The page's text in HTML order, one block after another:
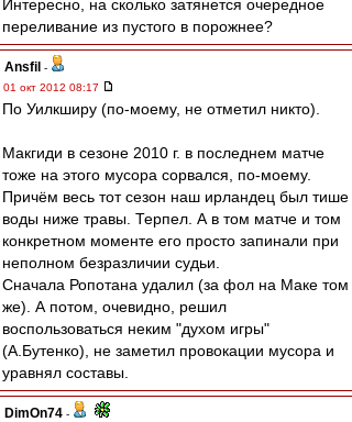
Интересно, на сколько затянется очередное
переливание из пустого в порожнее?
Ansfil -
01 окт 2012 08:17
По Уилкширу (по-моему, не отметил никто).
Макгиди в сезоне 2010 г. в последнем матче
тоже на этого мусора сорвался, по-моему.
Причём весь тот сезон наш ирландец был тише
воды ниже травы. Терпел. А в том матче и том
конкретном моменте его просто запинали при
неполном безразличии судьи.
Сначала Ропотана удалил (за фол на Маке том
же). А потом, очевидно, решил
воспользоваться неким "духом игры"
(А.Бутенко), не заметил провокации мусора и
уравнял составы.
DimOn74 -